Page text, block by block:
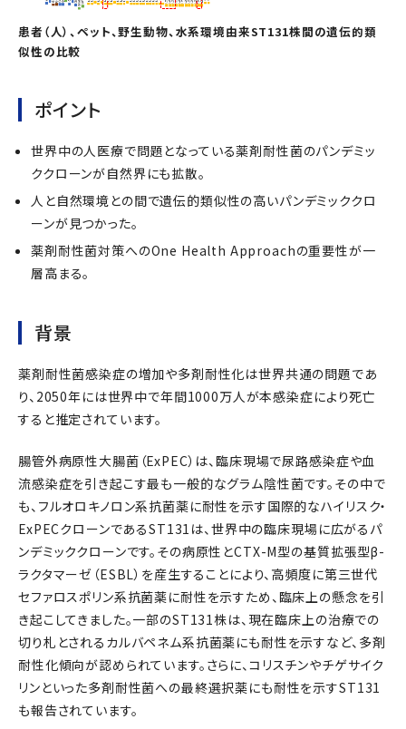
患者（人）、ペット、野生動物、水系環境由来ST131株間の遺伝的類
似性の比較
ポイント
世界中の人医療で問題となっている薬剤耐性菌のパンデミッ
ククローンが自然界にも拡散。
人と自然環境との間で遺伝的類似性の高いパンデミッククロ
ーンが見つかった。
薬剤耐性菌対策へのOne Health Approachの重要性が一
層高まる。
背景
薬剤耐性菌感染症の増加や多剤耐性化は世界共通の問題であ
り、2050年には世界中で年間1000万人が本感染症により死亡
すると推定されています。
腸管外病原性大腸菌（ExPEC）は、臨床現場で尿路感染症や血
流感染症を引き起こす最も一般的なグラム陰性菌です。その中で
も、フルオロキノロン系抗菌薬に耐性を示す国際的なハイリスク・
ExPECクローンであるST131は、世界中の臨床現場に広がるパ
ンデミッククローンです。その病原性とCTX-M型の基質拡張型β-
ラクタマーゼ（ESBL）を産生することにより、高頻度に第三世代
セファロスポリン系抗菌薬に耐性を示すため、臨床上の懸念を引
き起こしてきました。一部のST131株は、現在臨床上の治療での
切り札とされるカルバペネム系抗菌薬にも耐性を示すなど、多剤
耐性化傾向が認められています。さらに、コリスチンやチゲサイク
リンといった多剤耐性菌への最終選択薬にも耐性を示すST131
も報告されています。